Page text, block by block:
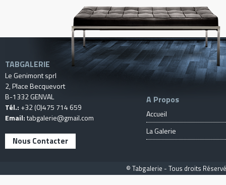
TABGALERIE
Le Genimont sprl
2, Place Becquevort
B-1332 GENVAL
Tél.: +32 (0)475 714 659
Email:tabgalerie@gmail.com
Nous Contacter
A Propos
Accueil
La Galerie
© Tabgalerie - Tous droits